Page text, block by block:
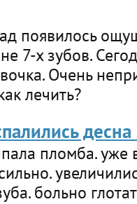
появилось
7-х зубов.
Очень
лечить?
пломба. уже
больно